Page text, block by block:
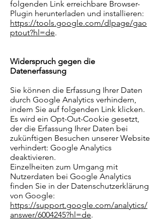
folgenden Link erreichbare Browser-
Plugin herunterladen und installieren:
https://tools.google.com/dlpage/gao
ptout?hl=de.
Widerspruch gegen die
Datenerfassung
Sie können die Erfassung Ihrer Daten
durch Google Analytics verhindern,
indem Sie auf folgenden Link klicken.
Es wird ein Opt-Out-Cookie gesetzt,
der die Erfassung Ihrer Daten bei
zukünftigen Besuchen unserer Website
verhindert: Google Analytics
deaktivieren.
Einzelheiten zum Umgang mit
Nutzerdaten bei Google Analytics
finden Sie in der Datenschutzerklärung
von Google:
https://support.google.com/analytics/
answer/6004245?hl=de.